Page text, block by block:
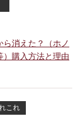
ら消えた？（ホノ
）購入方法と理由
これ